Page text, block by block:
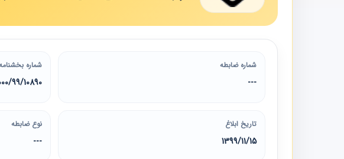
شماره ضابطه
---
شماره
99/10890
تاریخ ابلاغ
1399/11/15
نوع ضابطه
---